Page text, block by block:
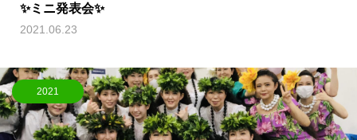
✨ミニ発表会✨
2021.06.23
2021